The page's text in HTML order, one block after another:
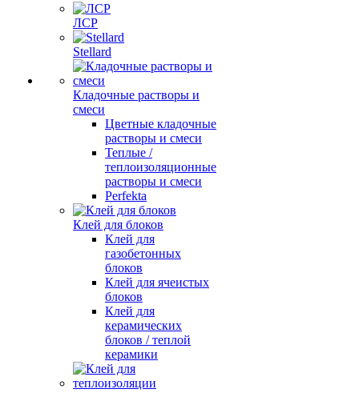
ЛСР
Stellard
Кладочные растворы и
смеси
Цветные кладочные
растворы и смеси
Теплые /
теплоизоляционные
растворы и смеси
Perfekta
Клей для блоков
Клей для
газобетонных
блоков
Клей для ячеистых
блоков
Клей для
керамических
блоков / теплой
керамики